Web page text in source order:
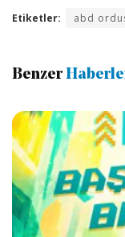
Etiketler: abd
Benzer